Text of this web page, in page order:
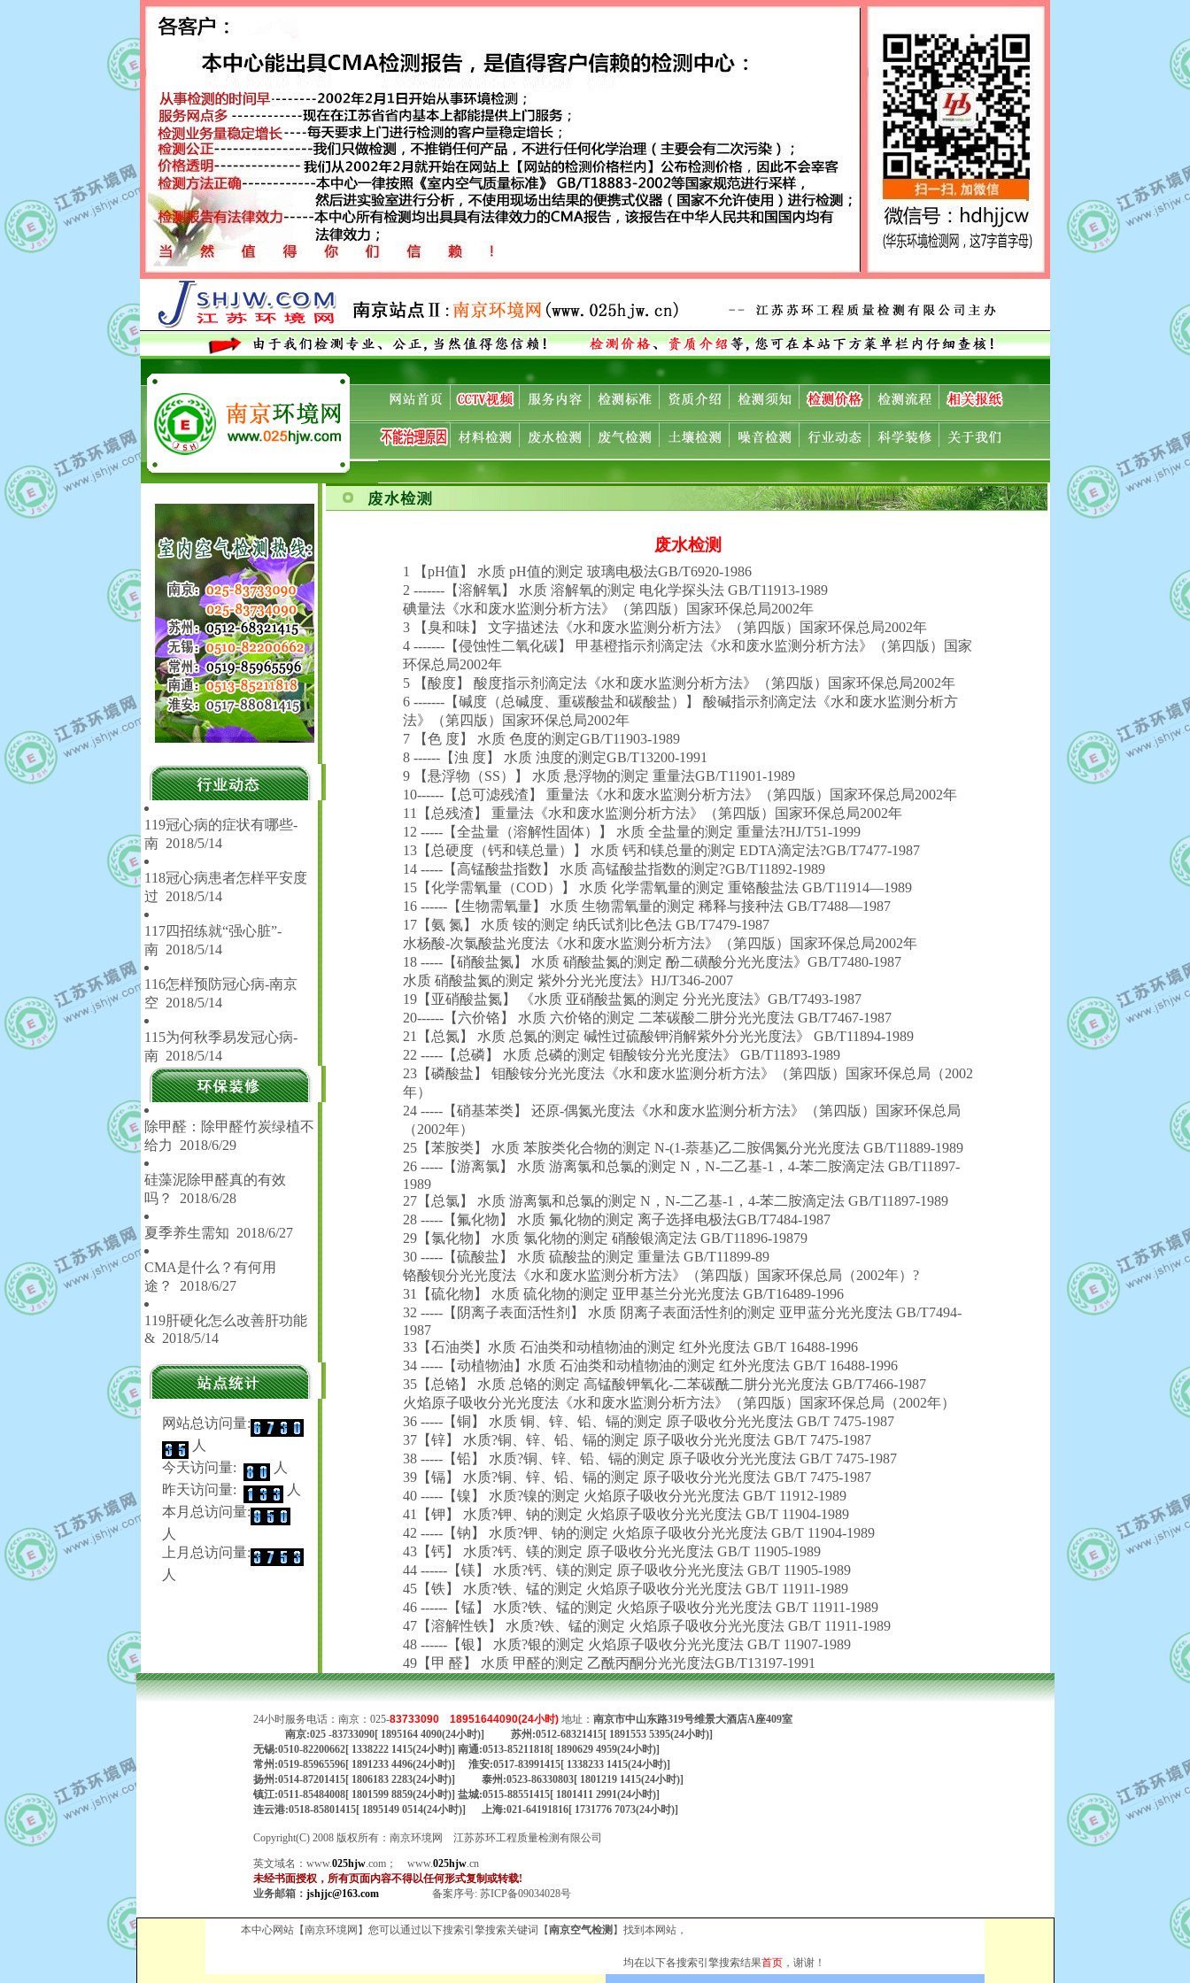
119冠心病的症状有哪些-
南2018/5/14
118冠心病患者怎样平安度
过 2018/5/14
117四招练就“强心脏”-
南2018/5/14
116怎样预防冠心病-南京
空 2018/5/14
115为何秋季易发冠心病-
南2018/5/14
除甲醛：除甲醛竹炭绿植不
给力 2018/6/29
硅藻泥除甲醛真的有效
吗？
2018/6/28
夏季养生需知 2018/6/27
CMA是什么？有何用
途？
2018/6/27
119肝硬化怎么改善肝功能
&2018/5/14
网站总访问量:
人
今天访问量:
人
昨天访问量:
人
本月总访问量:
人
上月总访问量:
人
废水检测
1 【pH值】 水质 pH值的测定 玻璃电极法GB/T6920-1986
2 -------【溶解氧】 水质 溶解氧的测定 电化学探头法 GB/T11913-1989
碘量法《水和废水监测分析方法》（第四版）国家环保总局2002年
3 【臭和味】 文字描述法《水和废水监测分析方法》（第四版）国家环保总局2002年
4 -------【侵蚀性二氧化碳】 甲基橙指示剂滴定法《水和废水监测分析方法》（第四版）国家
环保总局2002年
5 【酸度】 酸度指示剂滴定法《水和废水监测分析方法》（第四版）国家环保总局2002年
6 -------【碱度（总碱度、重碳酸盐和碳酸盐）】 酸碱指示剂滴定法《水和废水监测分析方
法》（第四版）国家环保总局2002年
7 【色 度】 水质 色度的测定GB/T11903-1989
8 ------【浊 度】 水质 浊度的测定GB/T13200-1991
9 【悬浮物（SS）】 水质 悬浮物的测定 重量法GB/T11901-1989
10------【总可滤残渣】 重量法《水和废水监测分析方法》（第四版）国家环保总局2002年
11【总残渣】 重量法《水和废水监测分析方法》（第四版）国家环保总局2002年
12 -----【全盐量（溶解性固体）】 水质 全盐量的测定 重量法?HJ/T51-1999
13【总硬度（钙和镁总量）】 水质 钙和镁总量的测定 EDTA滴定法?GB/T7477-1987
14 -----【高锰酸盐指数】 水质 高锰酸盐指数的测定?GB/T11892-1989
15【化学需氧量（COD）】 水质 化学需氧量的测定 重铬酸盐法 GB/T11914—1989
16 ------【生物需氧量】 水质 生物需氧量的测定 稀释与接种法 GB/T7488—1987
17【氨 氮】 水质 铵的测定 纳氏试剂比色法 GB/T7479-1987
水杨酸-次氯酸盐光度法《水和废水监测分析方法》（第四版）国家环保总局2002年
18 -----【硝酸盐氮】 水质 硝酸盐氮的测定 酚二磺酸分光光度法》GB/T7480-1987
水质 硝酸盐氮的测定 紫外分光光度法》HJ/T346-2007
19【亚硝酸盐氮】 《水质 亚硝酸盐氮的测定 分光光度法》GB/T7493-1987
20------【六价铬】 水质 六价铬的测定 二苯碳酸二肼分光光度法 GB/T7467-1987
21【总氮】 水质 总氮的测定 碱性过硫酸钾消解紫外分光光度法》 GB/T11894-1989
22 -----【总磷】 水质 总磷的测定 钼酸铵分光光度法》 GB/T11893-1989
23【磷酸盐】 钼酸铵分光光度法《水和废水监测分析方法》（第四版）国家环保总局（2002
年）
24 -----【硝基苯类】 还原-偶氮光度法《水和废水监测分析方法》（第四版）国家环保总局
（2002年）
25【苯胺类】 水质 苯胺类化合物的测定 N-(1-萘基)乙二胺偶氮分光光度法 GB/T11889-1989
26 -----【游离氯】 水质 游离氯和总氯的测定 N，N-二乙基-1，4-苯二胺滴定法 GB/T11897-
1989
27【总氯】 水质 游离氯和总氯的测定 N，N-二乙基-1，4-苯二胺滴定法 GB/T11897-1989
28 -----【氟化物】 水质 氟化物的测定 离子选择电极法GB/T7484-1987
29【氯化物】 水质 氯化物的测定 硝酸银滴定法 GB/T11896-19879
30 -----【硫酸盐】 水质 硫酸盐的测定 重量法 GB/T11899-89
铬酸钡分光光度法《水和废水监测分析方法》（第四版）国家环保总局（2002年）?
31【硫化物】 水质 硫化物的测定 亚甲基兰分光光度法 GB/T16489-1996
32 -----【阴离子表面活性剂】 水质 阴离子表面活性剂的测定 亚甲蓝分光光度法 GB/T7494-
1987
33【石油类】水质 石油类和动植物油的测定 红外光度法 GB/T 16488-1996
34 -----【动植物油】水质 石油类和动植物油的测定 红外光度法 GB/T 16488-1996
35【总铬】 水质 总铬的测定 高锰酸钾氧化-二苯碳酰二肼分光光度法 GB/T7466-1987
火焰原子吸收分光光度法《水和废水监测分析方法》（第四版）国家环保总局（2002年）
36 -----【铜】 水质 铜、锌、铅、镉的测定 原子吸收分光光度法 GB/T 7475-1987
37【锌】 水质?铜、锌、铅、镉的测定 原子吸收分光光度法 GB/T 7475-1987
38 -----【铅】 水质?铜、锌、铅、镉的测定 原子吸收分光光度法 GB/T 7475-1987
39【镉】 水质?铜、锌、铅、镉的测定 原子吸收分光光度法 GB/T 7475-1987
40 -----【镍】 水质?镍的测定 火焰原子吸收分光光度法 GB/T 11912-1989
41【钾】 水质?钾、钠的测定 火焰原子吸收分光光度法 GB/T 11904-1989
42 -----【钠】 水质?钾、钠的测定 火焰原子吸收分光光度法 GB/T 11904-1989
43【钙】 水质?钙、镁的测定 原子吸收分光光度法 GB/T 11905-1989
44 ------【镁】 水质?钙、镁的测定 原子吸收分光光度法 GB/T 11905-1989
45【铁】 水质?铁、锰的测定 火焰原子吸收分光光度法 GB/T 11911-1989
46 ------【锰】 水质?铁、锰的测定 火焰原子吸收分光光度法 GB/T 11911-1989
47【溶解性铁】 水质?铁、锰的测定 火焰原子吸收分光光度法 GB/T 11911-1989
48 ------【银】 水质?银的测定 火焰原子吸收分光光度法 GB/T 11907-1989
49【甲 醛】 水质 甲醛的测定 乙酰丙酮分光光度法GB/T13197-1991
24小时服务电话：南京：025-83733090 18951644090(24小时) 地址： 南京市中山东路319号维景大酒店A座409室
南京:025 -83733090[ 1895164 4090(24小时)] 苏州:0512-68321415[ 1891553 5395(24小时)]
无锡:0510-82200662[ 1338222 1415(24小时)] 南通:0513-85211818[ 1890629 4959(24小时)]
常州:0519-85965596[ 1891233 4496(24小时)] 淮安:0517-83991415[ 1338233 1415(24小时)]
扬州:0514-87201415[ 1806183 2283(24小时)] 泰州:0523-86330803[ 1801219 1415(24小时)]
镇江:0511-85484008[ 1801599 8859(24小时)] 盐城:0515-88551415[ 1801411 2991(24小时)]
连云港:0518-85801415[ 1895149 0514(24小时)] 上海:021-64191816[ 1731776 7073(24小时)]
Copyright(C) 2008 版权所有：南京环境网 江苏苏环工程质量检测有限公司
英文域名： www.025hjw.com ； www.025hjw.cn
未经书面授权，所有页面内容不得以任何形式复制或转载!
业务邮箱： jshjjc@163.com 备案序号: 苏ICP备09034028号
本中心网站【南京环境网】您可以通过以下搜索引擎搜索关键词【南京空气检测 】找到本网站，
均在以下各搜索引擎搜索结果首页 ，谢谢！